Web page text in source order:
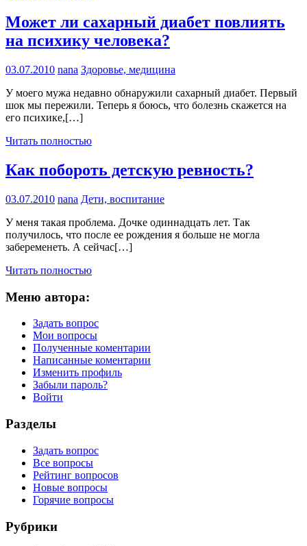
Может ли сахарный диабет повлиять
на психику человека?
03.07.2010 nana Здоровье, медицина
У моего мужа недавно обнаружили сахарный диабет. Первый
шок мы пережили. Теперь я боюсь, что болезнь скажется на
его психике,[…]
Читать полностью
Как побороть детскую ревность?
03.07.2010 nana Дети, воспитание
У меня такая проблема. Дочке одиннадцать лет. Так
получилось, что после ее рождения я больше не могла
забеременеть. А сейчас[…]
Читать полностью
Меню автора:
Задать вопрос
Мои вопросы
Полученные коментарии
Написанные коментарии
Изменить профиль
Забыли пароль?
Войти
Разделы
Задать вопрос
Все вопросы
Рейтинг вопросов
Новые вопросы
Горячие вопросы
Рубрики